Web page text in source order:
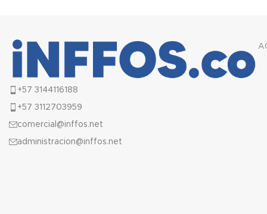
+57 3144116188
+57 3112703959
comercial@inffos.net
administracion@inffos.net